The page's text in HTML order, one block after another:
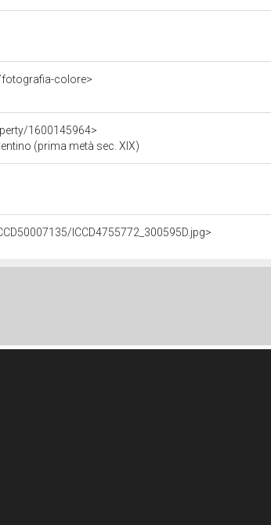
colore>
1600145964>
(prima metà sec. XIX)
ICCD4755772_300595D.jpg>